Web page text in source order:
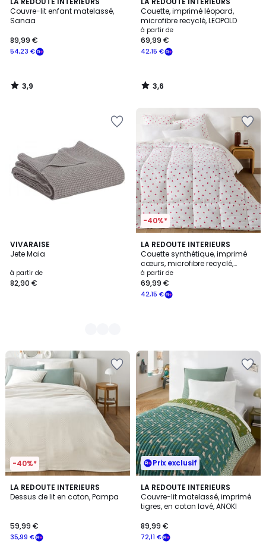
Couvre-lit enfant matelassé,
Sanaa
54,23 €
89,99 €
/ 5
3,9
/
Couette, imprimé léopard,
microfibre recyclé, LEOPOLD
à partir de
42,15 €
69,99 €
/ 5
3,6
/
VIVARAISE
Jete Maia
à partir de
82,90 €
7
Couleurs
-40%*
LA REDOUTE INTERIEURS
Couette synthétique, imprimé
cœurs, microfibre recyclé,
SCACCO
à partir de
42,15 €
69,99 €
-40%*
LA REDOUTE INTERIEURS
Dessus de lit en coton, Pampa
35,99 €
59,99 €
4,1
/ 5
Prix exclusif
LA REDOUTE INTERIEURS
Couvre-lit matelassé, imprimé
tigres, en coton lavé, ANOKI
72,11 €
89,99 €